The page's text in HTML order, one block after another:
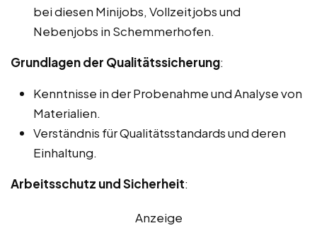
bei diesen Minijobs, Vollzeitjobs und
Nebenjobs in Schemmerhofen.
Grundlagen der Qualitätssicherung:
Kenntnisse in der Probenahme und Analyse von
Materialien.
Verständnis für Qualitätsstandards und deren
Einhaltung.
Arbeitsschutz und Sicherheit:
Anzeige